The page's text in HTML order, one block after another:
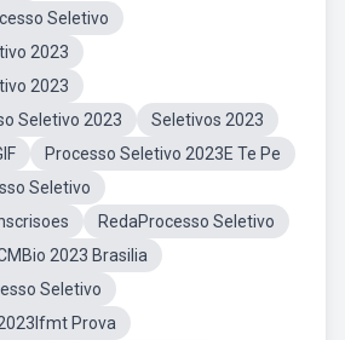
Seletivo
2023
2023
Seletivo 2023
Seletivos 2023
Processo Seletivo 2023E Te Pe
Seletivo
RedaProcesso Seletivo
2023 Brasilia
Seletivo
Prova